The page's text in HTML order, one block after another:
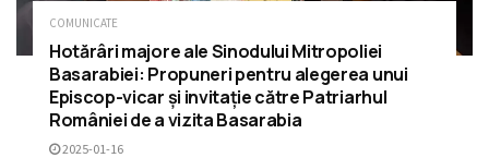
COMUNICATE
Hotărâri majore ale Sinodului Mitropoliei
Basarabiei: Propuneri pentru alegerea unui
Episcop-vicar și invitație către Patriarhul
României de a vizita Basarabia
2025-01-16